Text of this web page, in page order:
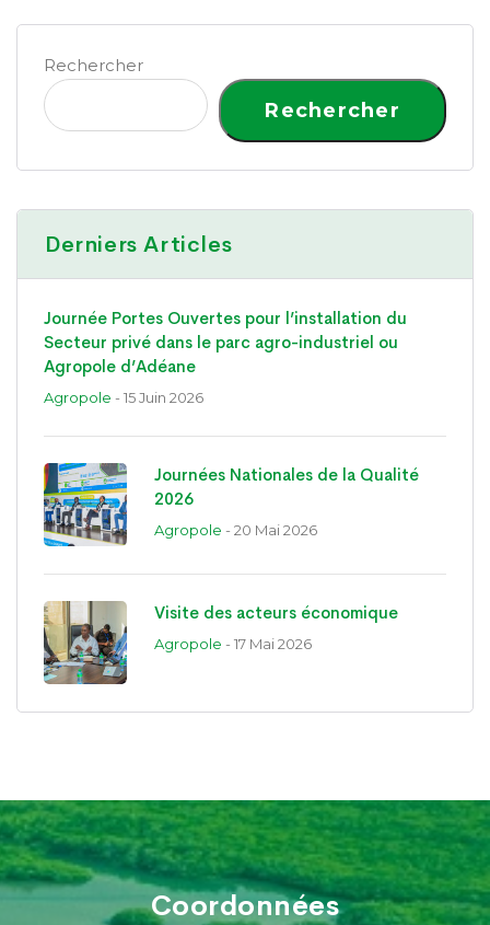
Rechercher
Rechercher
Derniers Articles
Journée Portes Ouvertes pour l’installation du
Secteur privé dans le parc agro-industriel ou
Agropole d’Adéane
Agropole - 15 Juin 2026
Journées Nationales de la Qualité
2026
Agropole - 20 Mai 2026
Visite des acteurs économique
Agropole - 17 Mai 2026
Coordonnées